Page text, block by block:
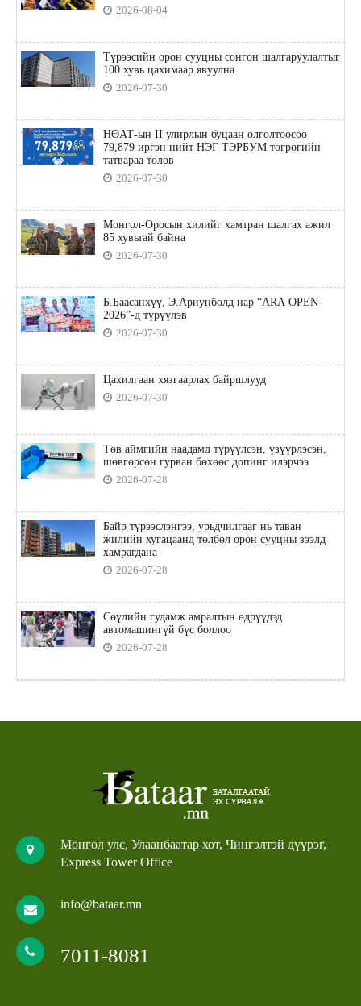
2026-08-04
Түрээсийн орон сууцны сонгон шалгаруулалтыг
100 хувь цахимаар явуулна
2026-07-30
НӨАТ-ын II улирлын буцаан олголтоосоо
79,879 иргэн нийт НЭГ ТЭРБУМ төгрөгийн
татвараа төлөв
2026-07-30
Монгол-Оросын хилийг хамтран шалгах ажил
85 хувьтай байна
2026-07-30
Б.Баасанхүү, Э.Ариунболд нар “ARA OPEN-
2026”-д түрүүлэв
2026-07-30
Цахилгаан хязгаарлах байршлууд
2026-07-30
Төв аймгийн наадамд түрүүлсэн, үзүүрлэсэн,
шөвгөрсөн гурван бөхөөс допинг илэрчээ
2026-07-28
Байр түрээслэнгээ, урьдчилгааг нь таван
жилийн хугацаанд төлбөл орон сууцны зээлд
хамрагдана
2026-07-28
Сөүлийн гудамж амралтын өдрүүдэд
автомашингүй бүс боллоо
2026-07-28
Монгол улс, Улаанбаатар хот, Чингэлтэй дүүрэг,
Express Tower Office
info@bataar.mn
7011-8081